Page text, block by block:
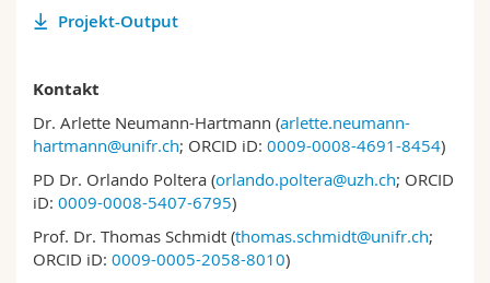
Projekt-Output
Kontakt
Dr. Arlette Neumann-Hartmann (arlette.neumann-
hartmann@unifr.ch; ORCID iD: 0009-0008-4691-8454)
PD Dr. Orlando Poltera (orlando.poltera@uzh.ch; ORCID
iD: 0009-0008-5407-6795)
Prof. Dr. Thomas Schmidt (thomas.schmidt@unifr.ch;
ORCID iD: 0009-0005-2058-8010)